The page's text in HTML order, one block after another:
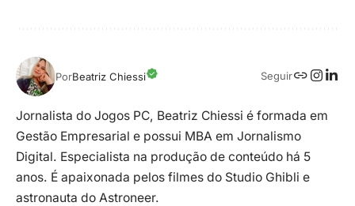
PorBeatriz Chiessi Seguir
Jornalista do Jogos PC, Beatriz Chiessi é formada em
Gestão Empresarial e possui MBA em Jornalismo
Digital. Especialista na produção de conteúdo há 5
anos. É apaixonada pelos filmes do Studio Ghibli e
astronauta do Astroneer.